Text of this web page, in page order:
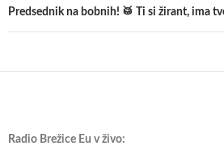
Predsednik na bobnih! 🥁 Ti si žirant, ima
Radio Brežice Eu v živo: